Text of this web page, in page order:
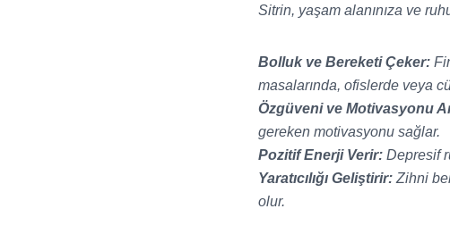
Sitrin, yaşam alanınıza ve
Bolluk ve Bereketi Çeker:
masalarında, ofislerde veya
Özgüveni ve Motivasyonu
gereken motivasyonu sağlar.
Pozitif Enerji Verir: Depresif
Yaratıcılığı Geliştirir:Zihni
olur.